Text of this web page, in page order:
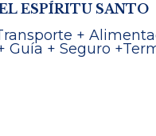
ESPÍRITU SANTO
+
Guía + Seguro